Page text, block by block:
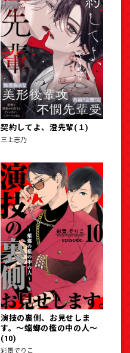
契約してよ、澄先輩(１)
三上志乃
演技の裏側、お見せしま
す。～蟷螂の檻の中の人～
(10)
彩景でりこ